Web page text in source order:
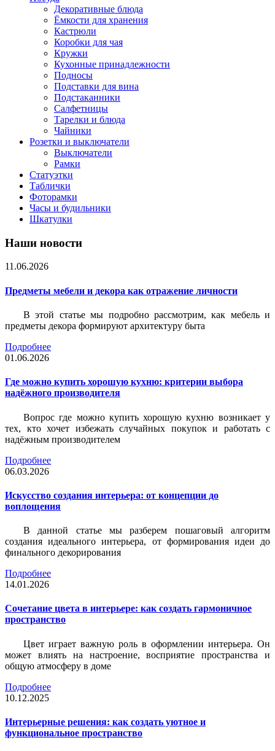
Декоративные блюда
Ёмкости для хранения
Кастрюли
Коробки для чая
Кружки
Кухонные принадлежности
Подносы
Подставки для вина
Подстаканники
Салфетницы
Тарелки и блюда
Чайники
Розетки и выключатели
Выключатели
Рамки
Статуэтки
Таблички
Фоторамки
Часы и будильники
Шкатулки
Наши новости
11.06.2026
Предметы мебели и декора как отражение личности
В этой статье мы подробно рассмотрим, как мебель и
предметы декора формируют архитектуру быта
Подробнее
01.06.2026
Где можно купить хорошую кухню: критерии выбора
надёжного производителя
Вопрос где можно купить хорошую кухню возникает у
тех, кто хочет избежать случайных покупок и работать с
надёжным производителем
Подробнее
06.03.2026
Искусство создания интерьера: от концепции до
воплощения
В данной статье мы разберем пошаговый алгоритм
создания идеального интерьера, от формирования идеи до
финального декорирования
Подробнее
14.01.2026
Сочетание цвета в интерьере: как создать гармоничное
пространство
Цвет играет важную роль в оформлении интерьера. Он
может влиять на настроение, восприятие пространства и
общую атмосферу в доме
Подробнее
10.12.2025
Интерьерные решения: как создать уютное и
функциональное пространство